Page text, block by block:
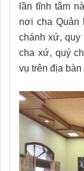
lần tĩnh tâm
nơi cha Quản
chánh xứ, quy
cha xứ, quý
vụ trên địa